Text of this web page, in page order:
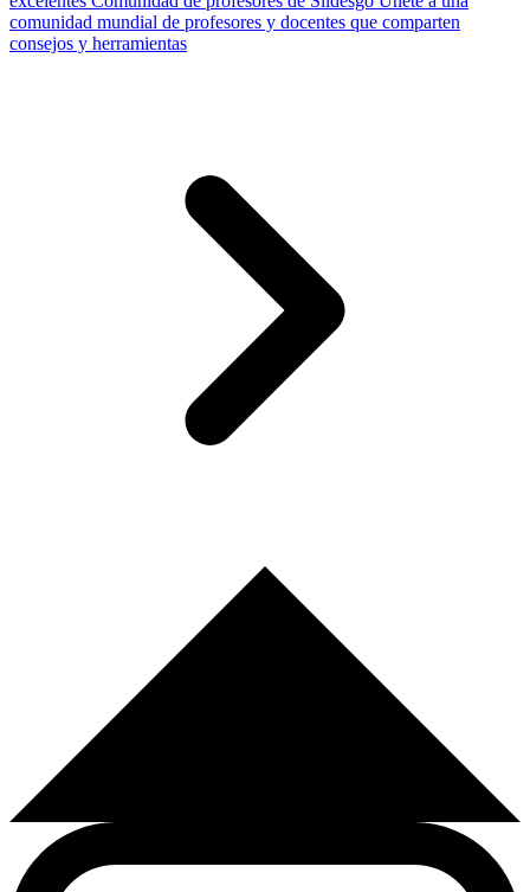
comunidad mundial de profesores y docentes que comparten
consejos y herramientas